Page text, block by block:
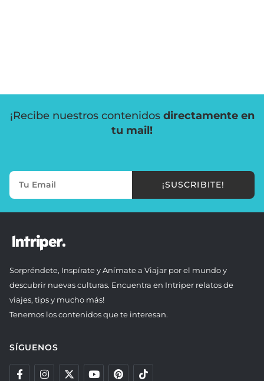
¡Recibe nuestros contenidos directamente en
tu mail!
¡SUSCRIBITE!
Sorpréndete, Inspírate y Anímate a Viajar por el mundo y
descubrir nuevas culturas. Encuentra en Intriper relatos de
viajes, tips y mucho más!
Tenemos los contenidos que te interesan.
SÍGUENOS